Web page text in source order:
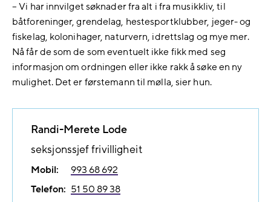
– Vi har innvilget søknader fra alt i fra musikkliv, til
båtforeninger, grendelag, hestesportklubber, jeger- og
fiskelag, kolonihager, naturvern, idrettslag og mye mer.
Nå får de som de som eventuelt ikke fikk med seg
informasjon om ordningen eller ikke rakk å søke en ny
mulighet. Det er førstemann til mølla, sier hun.
Randi-Merete Lode
seksjonssjef frivilligheit
Mobil:
993 68 692
Telefon: 51 50 89 38